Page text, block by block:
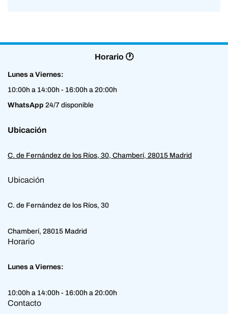
Horario 🕐
Lunes a Viernes:
10:00h a 14:00h - 16:00h a 20:00h
WhatsApp 24/7 disponible
Ubicación
C. de Fernández de los Ríos, 30, Chamberí, 28015 Madrid
Ubicación
C. de Fernández de los Ríos, 30
Chamberí, 28015 Madrid
Horario
Lunes a Viernes:
10:00h a 14:00h - 16:00h a 20:00h
Contacto